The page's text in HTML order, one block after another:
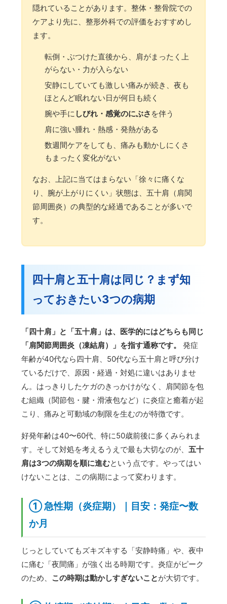
隠れていることがあります。整体・整骨院での
ケアより先に、整形外科での評価をおすすめし
ます。
転倒・ぶつけた直後から、肩がまったく上
がらない・力が入らない
安静にしていても激しい痛みが続き、夜も
ほとんど眠れない日が何日も続く
腕や手に しびれ・感覚のにぶさ を伴う
肩に強い腫れ・熱感・発熱がある
数週間ケアをしても、痛みも動かしにくさ
もまったく変化がない
なお、上記に当てはまらない「徐々に痛くな
り、腕が上がりにくい」状態は、五十肩（肩関
節周囲炎）の典型的な経過であることが多いで
す。
四十肩と五十肩は同じ？まず知
っておきたい3つの病期
「四十肩」と「五十肩」は、医学的にはどちらも同じ
「肩関節周囲炎（凍結肩）」を指す通称です。
発症
年齢が40代なら四十肩、50代なら五十肩と呼び分け
ているだけで、原因・経過・対処に違いはありませ
ん。はっきりしたケガのきっかけがなく、肩関節を包
む組織（関節包・腱・滑液包など）に炎症と癒着が起
こり、痛みと可動域の制限を生むのが特徴です。
好発年齢は40〜60代、特に50歳前後に多くみられま
す。そして対処を考えるうえで最も大切なのが、五十
肩は3つの病期を順に進むという点です。やってはい
けないことは、この病期によって変わります。
① 急性期（炎症期）｜目安：発症〜数
か月
じっとしていてもズキズキする「安静時痛」や、夜中
に痛む「夜間痛」が強く出る時期です。炎症がピーク
のため、 この時期は動かしすぎないことが大切です。